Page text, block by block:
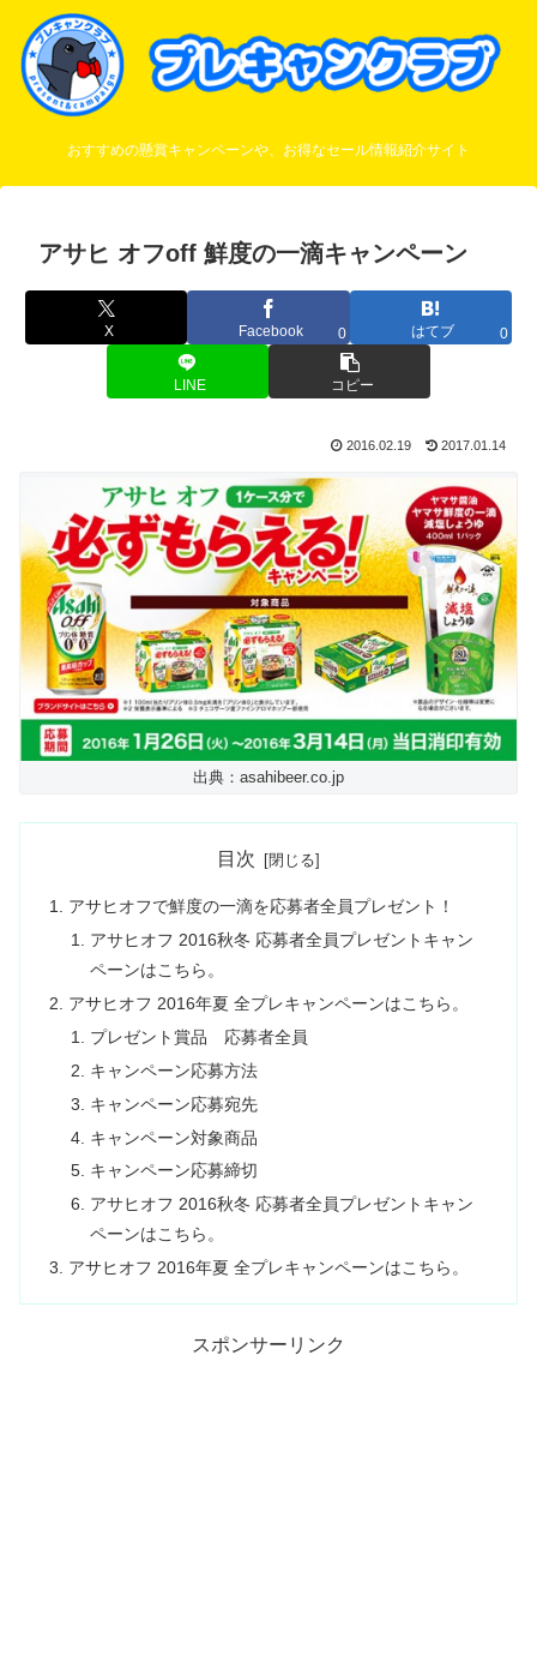
おすすめの懸賞キャンペーンや、お得なセール情報紹介サイト
アサヒ オフoff 鮮度の一滴キャンペーン
X Facebook 0 はてブ 0
LINE コピー
2016.02.19 2017.01.14
出典：asahibeer.co.jp
目次
アサヒオフで鮮度の一滴を応募者全員プレゼント！
アサヒオフ 2016秋冬 応募者全員プレゼントキャン
ペーンはこちら。
アサヒオフ 2016年夏 全プレキャンペーンはこちら。
プレゼント賞品 応募者全員
キャンペーン応募方法
キャンペーン応募宛先
キャンペーン対象商品
キャンペーン応募締切
アサヒオフ 2016秋冬 応募者全員プレゼントキャン
ペーンはこちら。
アサヒオフ 2016年夏 全プレキャンペーンはこちら。
スポンサーリンク